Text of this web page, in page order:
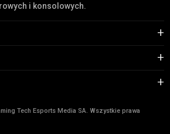
i konsolowych.
Tech Esports Media SA. Wszystkie prawa